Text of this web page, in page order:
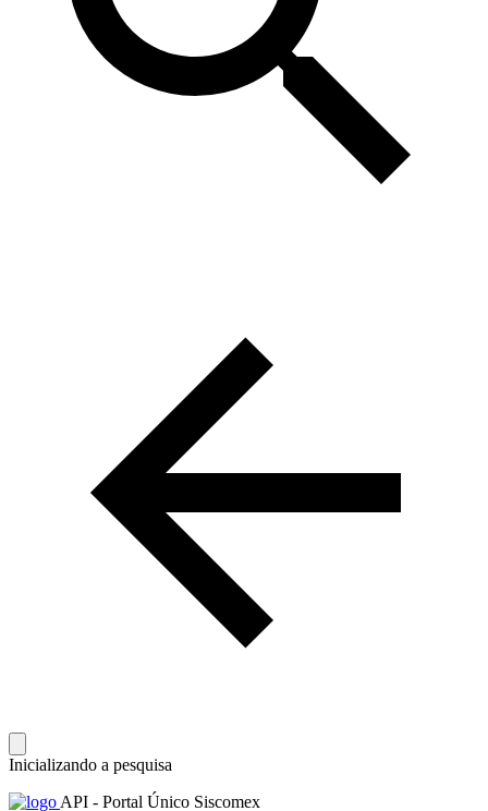
Inicializando a pesquisa
API - Portal Único Siscomex